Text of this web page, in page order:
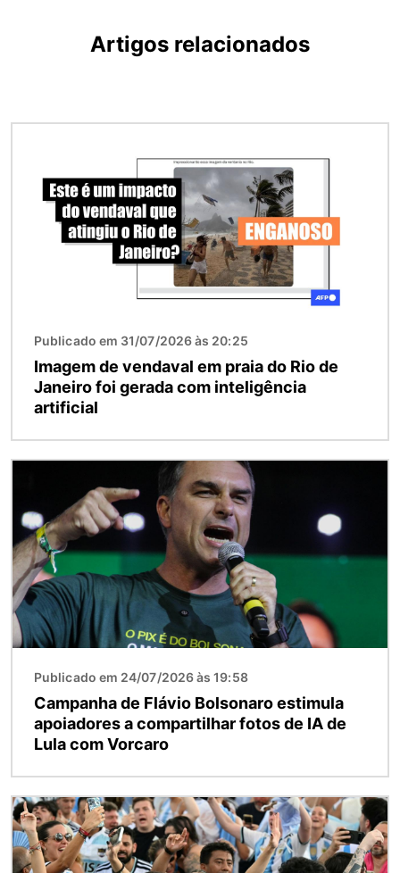
Artigos relacionados
Publicado em 31/07/2026 às 20:25
Imagem de vendaval em praia do Rio de
Janeiro foi gerada com inteligência
artificial
Publicado em 24/07/2026 às 19:58
Campanha de Flávio Bolsonaro estimula
apoiadores a compartilhar fotos de IA de
Lula com Vorcaro
Imagem